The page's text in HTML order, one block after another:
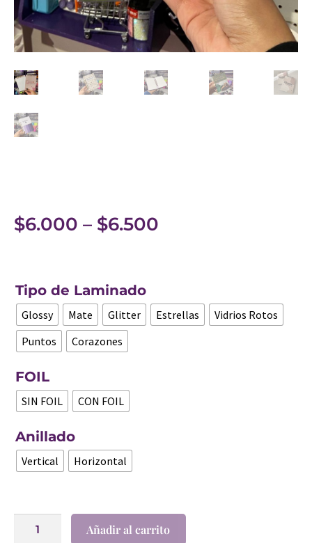
$6.000 – $6.500
Tipo de Laminado
Glossy Mate Glitter Estrellas
Vidrios Rotos
Puntos
Corazones
FOIL
SIN FOIL CON FOIL
Anillado
Vertical Horizontal
Añadir al carrito